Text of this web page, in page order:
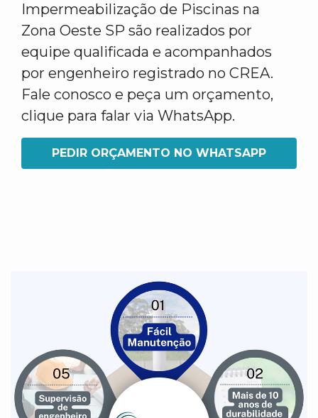
Impermeabilização de Piscinas na
Zona Oeste SP são realizados por
equipe qualificada e acompanhados
por engenheiro registrado no CREA.
Fale conosco e peça um orçamento,
clique para falar via WhatsApp.
PEDIR ORÇAMENTO NO WHATSAPP